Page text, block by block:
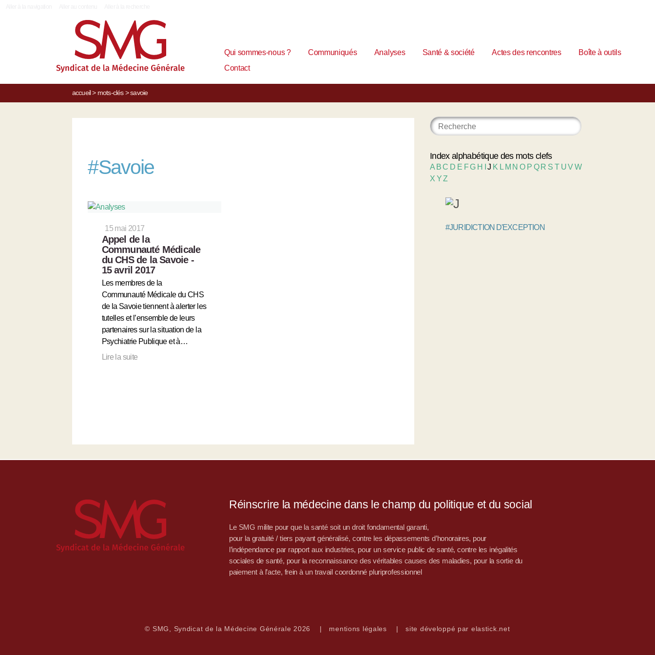
Qui sommes-nous ? Communiqués Analyses Santé & société Actes des rencontres
Boîte à outils
Contact
accueil> mots-clés> savoie
#Savoie
15 mai 2017
Appel de la
Communauté Médicale
du CHS de la Savoie -
15 avril 2017
Les membres de la
Communauté Médicale du CHS
de la Savoie tiennent à alerter les
tutelles et l’ensemble de leurs
partenaires sur la situation de la
Psychiatrie Publique et à…
Lire la suite
Index alphabétique des mots clefs
A BC D E FG H IJ K L M NO P Q R S T UVW
X YZ
#JURIDICTION D'EXCEPTION
Réinscrire la médecine dans le champ du politique et du social
Le SMG milite pour que la santé soit un droit fondamental garanti,
pour la gratuité / tiers payant généralisé, contre les dépassements d’honoraires, pour
l’indépendance par rapport aux industries, pour un service public de santé, contre les inégalités
sociales de santé, pour la reconnaissance des véritables causes des maladies, pour la sortie du
paiement à l’acte, frein à un travail coordonné pluriprofessionnel
© SMG, Syndicat de la Médecine Générale 2026 | mentions légales | site développé par elastick.net